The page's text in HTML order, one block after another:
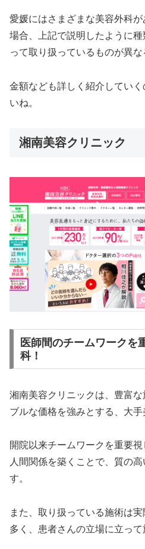
愛媛にはさまざまな美容外科
場合、上記で説明したように
って取り扱っているものが異な
金額なども詳しく紹介してい
いね。
湘南美容クリニック
医師間のチームワークを
科！
湘南美容クリニックは、豊富
ブルな価格を強みとする、大手
開院以来チームワークを重要
人間関係を築くことで、質の
す。
また、取り扱っている施術は
多く、患者さんの立場に立って